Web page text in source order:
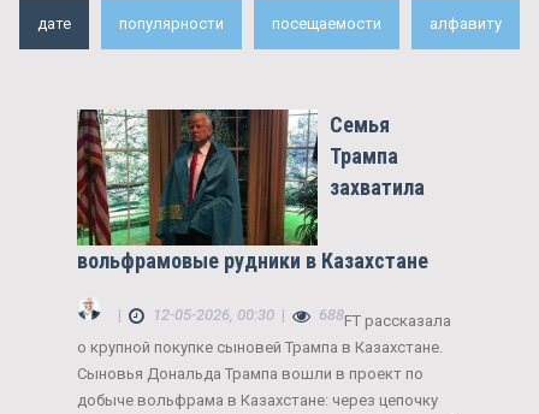
дате популярности посещаемости алфавиту
Семья
Трампа
захватила
вольфрамовые рудники в Казахстане
| 12-05-2026, 00:30 | 688FT рассказала
о крупной покупке сыновей Трампа в Казахстане.
Сыновья Дональда Трампа вошли в проект по
добыче вольфрама в Казахстане: через цепочку